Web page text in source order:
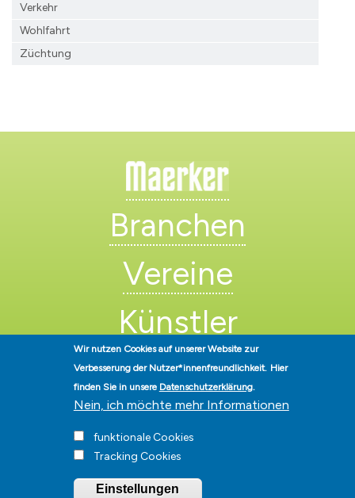
Verkehr
Wohlfahrt
Züchtung
Branchen
Vereine
Künstler
Stadt Hohen Neuendorf • Oranienburger Str. 2 • 16540 Hohen
Neuendorf • Telefon03303-528-0• E-Mail:
© Hohen-Neuendorf.de, Alle Rechte vorbehalten - Vervielfältigung nur
Wir nutzen Cookies auf unserer Website zur
Verbesserung der Nutzer*innenfreundlichkeit. Hier
finden Sie in unsere Datenschutzerklärung.
Nein, ich möchte mehr Informationen
funktionale Cookies
Tracking Cookies
Einstellungen